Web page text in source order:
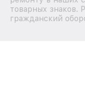
товарных знаков.
гражданский